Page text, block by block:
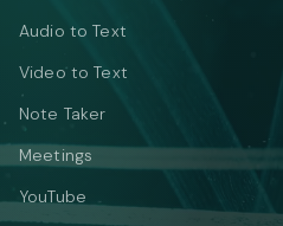
Audio to Text
Video to Text
Note Taker
Meetings
YouTube